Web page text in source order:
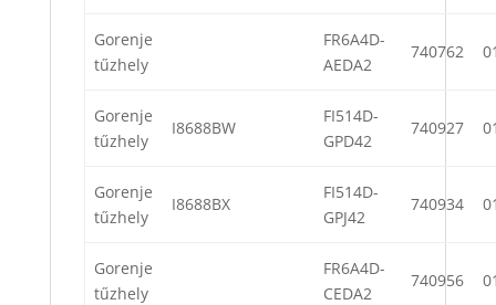
Gorenje
tűzhely
FR6A4D-
AEDA2
740762
Gorenje
tűzhely
I8688BW
FI514D-
GPD42
740927
Gorenje
tűzhely
I8688BX
FI514D-
GPJ42
740934
Gorenje
tűzhely
FR6A4D-
CEDA2
740956